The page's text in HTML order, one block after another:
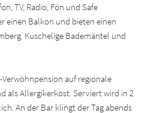
TV, Radio, Fön und Safe
einen Balkon und bieten einen
Kuschelige Bademäntel und
auf regionale
als Allergikerkost. Serviert wird in 2
An der Bar klingt der Tag abends